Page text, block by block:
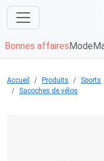
Bonnes affaires Mode
Accueil Produits Sports
Sacoches de vélos